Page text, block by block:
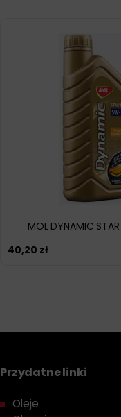
MOL DYNAMIC
40,20 zł
Przydatne linki
Oleje